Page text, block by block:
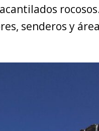
senderos y